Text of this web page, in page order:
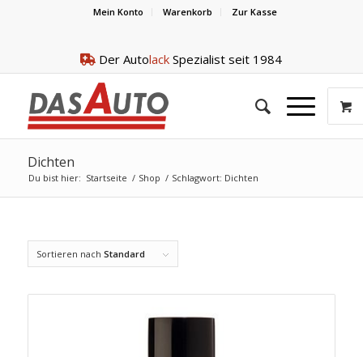
Mein Konto Warenkorb Zur Kasse
Der Autolack Spezialist seit 1984
Dichten
Du bist hier: Startseite / Shop / Schlagwort: Dichten
Sortieren nach Standard